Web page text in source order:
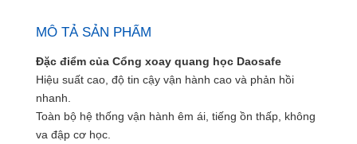
MÔ TẢ SẢN PHẨM
Đặc điểm của Cổng xoay quang học Daosafe
Hiệu suất cao, độ tin cậy vận hành cao và phản hồi
nhanh.
Toàn bộ hệ thống vận hành êm ái, tiếng ồn thấp, không
va đập cơ học.